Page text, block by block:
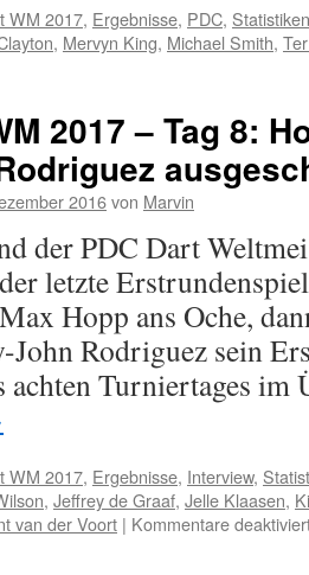
WM 2017, Ergebnisse, PDC, Statistiken
, Mervyn King, Michael Smith,
2017 – Tag 8:
2016von Marvin
der PDC Dart
letzte
Hopp ans Oche,
John Rodriguez sein
achten Turniertages
WM 2017, Ergebnisse, Interview,
, Jeffrey de Graaf, Jelle Klaasen,
van der Voort | Kommentare